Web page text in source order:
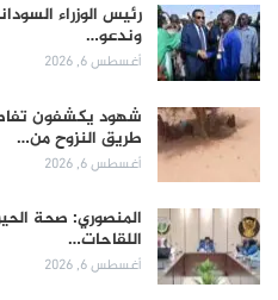
رئيس الوزراء
وندعو…
أغسطس 6, 2026
طريق النزوح من…
أغسطس 6, 2026
المنصوري: صحة
اللقاحات…
أغسطس 6, 2026